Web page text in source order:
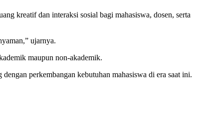
kreatif dan interaksi sosial bagi mahasiswa, dosen, serta
ujarnya.
maupun non-akademik.
perkembangan kebutuhan mahasiswa di era saat ini.